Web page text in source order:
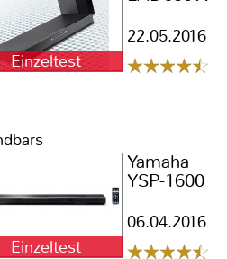
Einzeltest
22.05.2016
Einzeltest
Yamaha
YSP-1600
06.04.2016